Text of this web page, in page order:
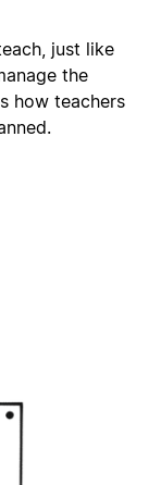
just like
the
how teachers